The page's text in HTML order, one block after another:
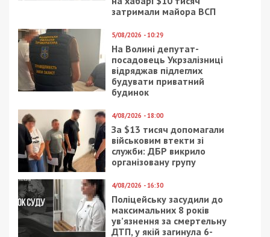
7/10/2020 - 7:55
Коронавирус в Днепре:
актуальная
статистика на утро 7
октября
25/09/2019 - 18:40
Мэр Днепра на сессии
горсовета использовал
крепкое словцо: видео